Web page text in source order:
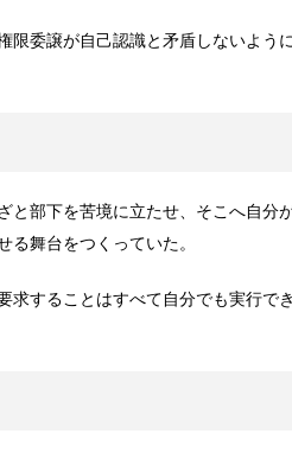
限委譲が自己認識と矛盾しないよう
と部下を苦境に立たせ、そこへ自分
る舞台をつくっていた。
することはすべて自分でも実行で